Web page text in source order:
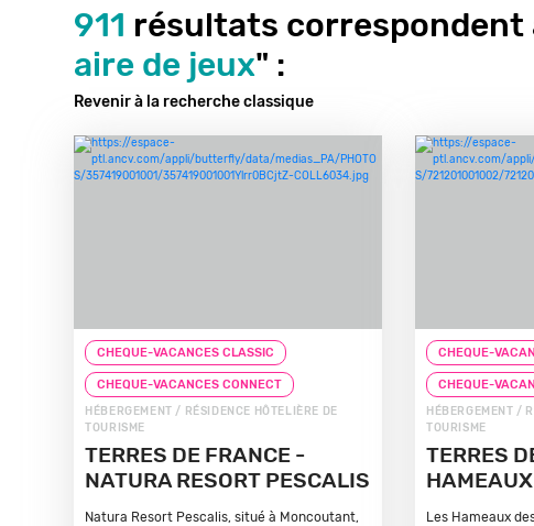
911 résultats correspondent
aire de jeux" :
Revenir à la recherche classique
CHEQUE-VACANCES CLASSIC
CHEQUE-VACANCES CONNECT
HÉBERGEMENT / RÉSIDENCE HÔTELIÈRE DE
TOURISME
TERRES DE FRANCE -
NATURA RESORT PESCALIS
Natura Resort Pescalis, situé à Moncoutant,
CHEQUE-
CHEQUE-
HÉBERGEMENT /
TOURISME
TERRES
Les Hameaux